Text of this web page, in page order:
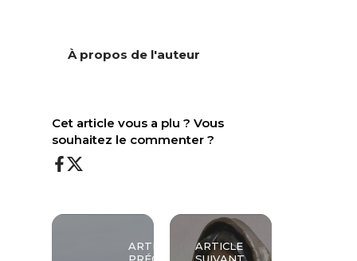
À propos de l'auteur
Cet article vous a plu ? Vous
souhaitez le commenter ?
ARTICLE
ARTICLE